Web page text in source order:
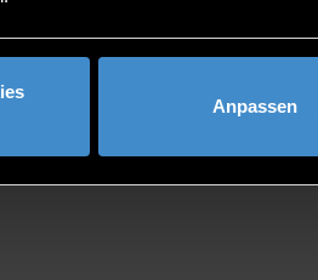
Anpassen
cooperation partner!